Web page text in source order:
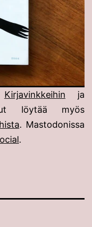
Kirjavinkkeihin ja
löytää myös
. Mastodonissa
.